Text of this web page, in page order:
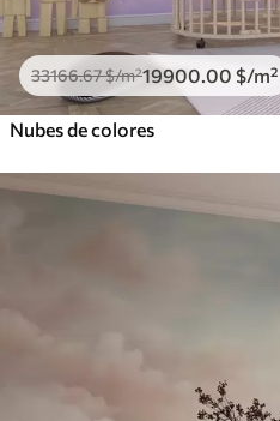
33166.67$/m²19900 .00 $/m²
Nubes de colores